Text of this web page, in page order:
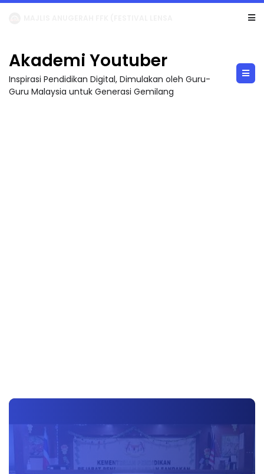
Akademi Youtuber
Inspirasi Pendidikan Digital, Dimulakan oleh Guru-
Guru Malaysia untuk Generasi Gemilang